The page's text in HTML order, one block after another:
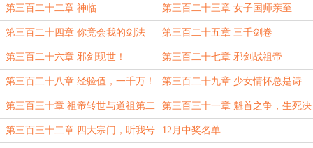
第三百二十二章 神临 第三百二十三章 女子国师亲至
第三百二十四章 你竟会我的剑法 第三百二十五章 三千剑卷
第三百二十六章 邪剑现世！ 第三百二十七章 邪剑战祖帝
第三百二十八章 经验值，一千万！ 第三百二十九章 少女情怀总是诗
第三百三十章 祖帝转世与道祖第二 第三百三十一章 魁首之争，生死决
斗！
第三百三十二章 四大宗门，听我号 12月中奖名单